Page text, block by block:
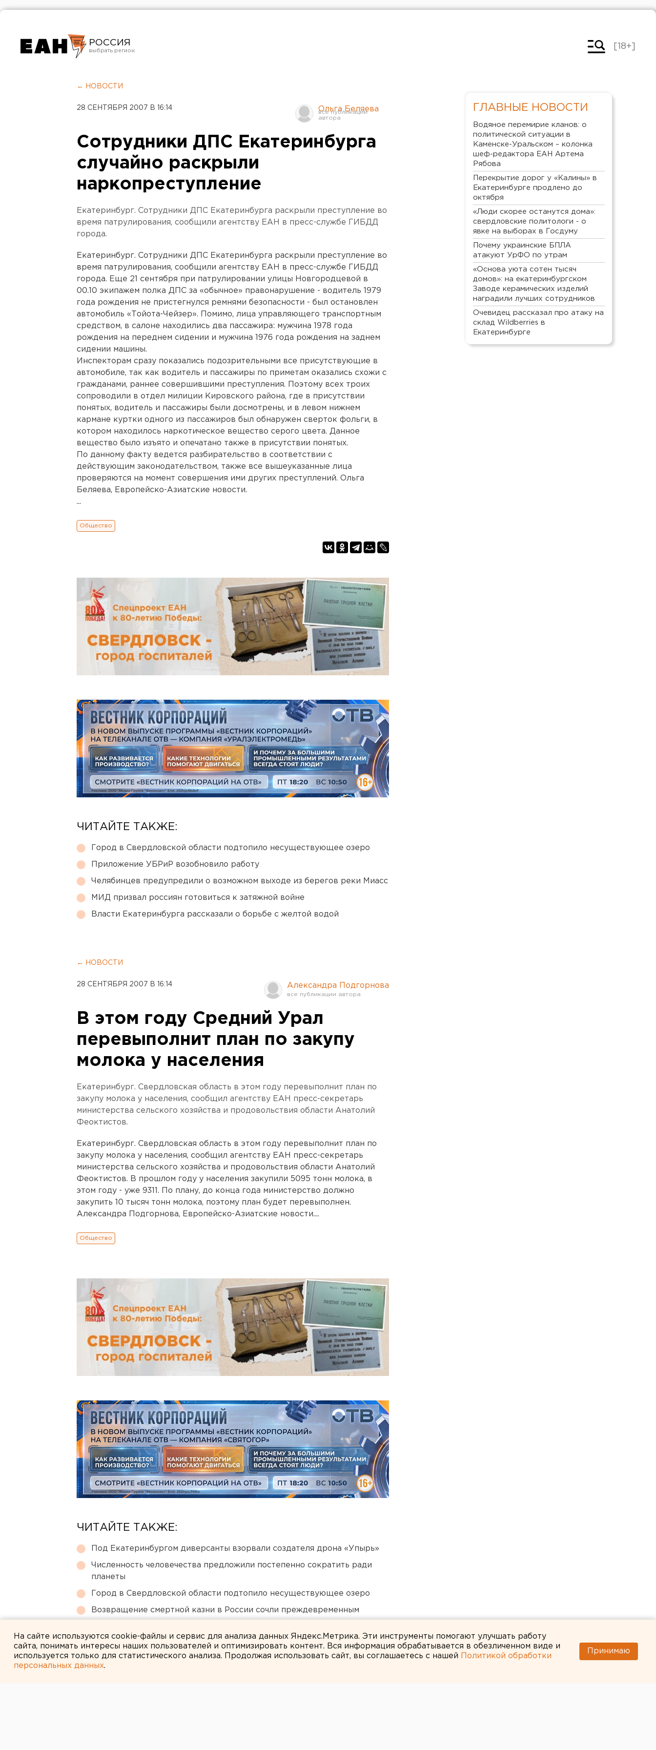
РОССИЯ
Челябинск
[18+]
← НОВОСТИ
28 СЕНТЯБРЯ 2007 В 16:14 Ольга Беляева
Сотрудники ДПС Екатеринбурга
случайно раскрыли
наркопреступление
Екатеринбург. Сотрудники ДПС Екатеринбурга раскрыли преступление во
время патрулирования, сообщили агентству ЕАН в пресс-службе ГИБДД
города.
Екатеринбург. Сотрудники ДПС Екатеринбурга раскрыли преступление во
время патрулирования, сообщили агентству ЕАН в пресс-службе ГИБДД
города. Еще 21 сентября при патрулировании улицы Новгородцевой в
00.10 экипажем полка ДПС за «обычное» правонарушение - водитель 1979
года рождения не пристегнулся ремнями безопасности - был остановлен
автомобиль «Тойота-Чейзер». Помимо, лица управляющего транспортным
средством, в салоне находились два пассажира: мужчина 1978 года
рождения на переднем сидении и мужчина 1976 года рождения на заднем
сидении машины.
Инспекторам сразу показались подозрительными все присутствующие в
автомобиле, так как водитель и пассажиры по приметам оказались схожи с
гражданами, раннее совершившими преступления. Поэтому всех троих
сопроводили в отдел милиции Кировского района, где в присутствии
понятых, водитель и пассажиры были досмотрены, и в левом нижнем
кармане куртки одного из пассажиров был обнаружен сверток фольги, в
котором находилось наркотическое вещество серого цвета. Данное
вещество было изъято и опечатано также в присутствии понятых.
По данному факту ведется разбирательство в соответствии с
действующим законодательством, также все вышеуказанные лица
проверяются на момент совершения ими других преступлений. Ольга
Беляева, Европейско-Азиатские новости.
...
Общество
ЧИТАЙТЕ ТАКЖЕ:
Город в Свердловской области подтопило несуществующее озеро
Приложение УБРиР возобновило работу
Челябинцев предупредили о возможном выходе из берегов реки Миасс
МИД призвал россиян готовиться к затяжной войне
Власти Екатеринбурга рассказали о борьбе с желтой водой
← НОВОСТИ
28 СЕНТЯБРЯ 2007 В 16:14 Александра Подгорнова
В этом году Средний Урал
перевыполнит план по закупу
молока у населения
Екатеринбург. Свердловская область в этом году перевыполнит план по
закупу молока у населения, сообщил агентству ЕАН пресс-секретарь
министерства сельского хозяйства и продовольствия области Анатолий
Феоктистов.
Екатеринбург. Свердловская область в этом году перевыполнит план по
закупу молока у населения, сообщил агентству ЕАН пресс-секретарь
министерства сельского хозяйства и продовольствия области Анатолий
Феоктистов. В прошлом году у населения закупили 5095 тонн молока, в
этом году - уже 9311. По плану, до конца года министерство должно
закупить 10 тысяч тонн молока, поэтому план будет перевыполнен.
Александра Подгорнова, Европейско-Азиатские новости....
Общество
ЧИТАЙТЕ ТАКЖЕ:
Под Екатеринбургом диверсанты взорвали создателя дрона «Упырь»
Численность человечества предложили постепенно сократить ради
планеты
Город в Свердловской области подтопило несуществующее озеро
Возвращение смертной казни в России сочли преждевременным
ГЛАВНЫЕ НОВОСТИ
Водяное перемирие кланов: о
политической ситуации в
Каменске-Уральском – колонка
шеф-редактора ЕАН Артема
Рябова
Перекрытие дорог у «Калины» в
Екатеринбурге продлено до
октября
«Люди скорее останутся дома»:
свердловские политологи - о
явке на выборах в Госдуму
Почему украинские БПЛА
атакуют УрФО по утрам
«Основа уюта сотен тысяч
домов»: на екатеринбургском
Заводе керамических изделий
наградили лучших сотрудников
Очевидец рассказал про атаку на
склад Wildberries в
Екатеринбурге
На сайте используются cookie-файлы и сервис для анализа данных Яндекс.Метрика. Эти инструменты помогают улучшать работу
сайта, понимать интересы наших пользователей и оптимизировать контент. Вся информация обрабатывается в обезличенном виде и
используется только для статистического анализа. Продолжая использовать сайт, вы соглашаетесь с нашей
Политикой обработки
персональных данных.
Принимаю